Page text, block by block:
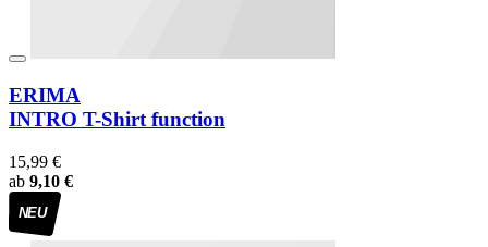
ERIMA
INTRO T-Shirt function
15,99 €
ab 9,10 €
NEU